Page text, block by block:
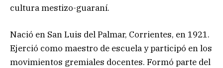
cultura mestizo-guaraní.
Nació en San Luis del Palmar, Corrientes, en 1921.
Ejerció como maestro de escuela y participó en los
movimientos gremiales docentes. Formó parte del